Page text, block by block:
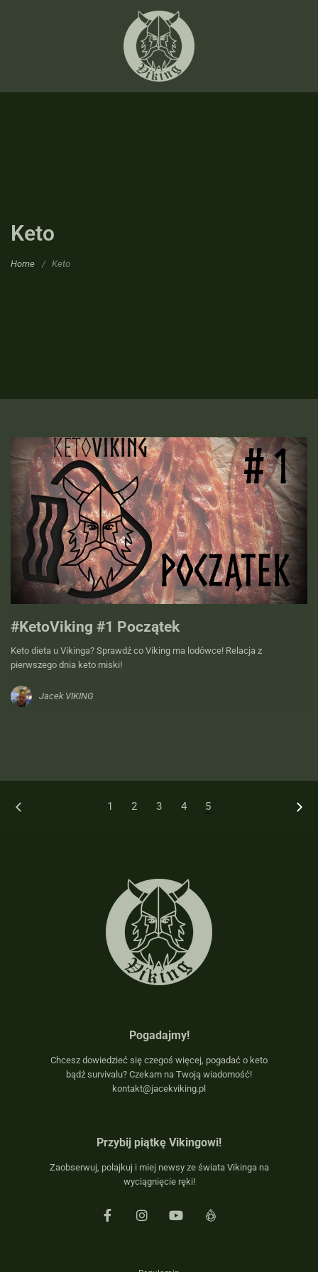
Keto
Home / Keto
#KetoViking #1 Początek
Keto dieta u Vikinga? Sprawdź co Viking ma lodówce! Relacja z
pierwszego dnia keto miski!
Jacek VIKING
1 2 3 4 5
Pogadajmy!
Chcesz dowiedzieć się czegoś więcej, pogadać o keto
bądź survivalu? Czekam na Twoją wiadomość!
kontakt@jacekviking.pl
Przybij piątkę Vikingowi!
Zaobserwuj, polajkuj i miej newsy ze świata Vikinga na
wyciągnięcie ręki!